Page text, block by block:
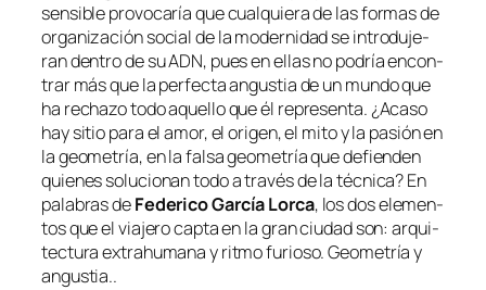
sen­si­ble pro­vo­ca­ría que cual­quie­ra de las for­mas de
or­ga­ni­za­ción so­cial de la mo­der­ni­dad se in­tro­du­je­
ran den­tro de su ADN, pues en ellas no po­dría en­con­
trar más que la per­fec­ta an­gus­tia de un mun­do que
ha re­cha­zo to­do aque­llo que él re­pre­sen­ta. ¿Acaso
hay si­tio pa­ra el amor, el ori­gen, el mi­to y la pa­sión en
la geo­me­tría, en la fal­sa geo­me­tría que de­fien­den
quie­nes so­lu­cio­nan to­do a tra­vés de la téc­ni­ca? En
pa­la­bras deFederico García Lorca, los dos ele­men­
tos que el via­je­ro cap­ta en la gran ciu­dad son: ar­qui­
tec­tu­ra ex­tra­hu­ma­na y rit­mo fu­rio­so. Geometría y
an­gus­tia..